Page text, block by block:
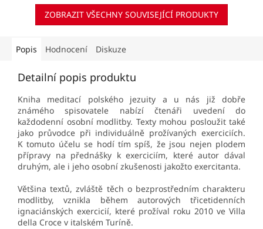
a...
ZOBRAZIT VŠECHNY SOUVISEJÍCÍ PRODUKTY
Popis Hodnocení Diskuze
Detailní popis produktu
Kniha meditací polského jezuity a u nás již dobře
známého spisovatele nabízí čtenáři uvedení do
každodenní osobní modlitby. Texty mohou posloužit také
jako průvodce při individuálně prožívaných exerciciích.
K tomuto účelu se hodí tím spíš, že jsou nejen plodem
přípravy na přednášky k exerciciím, které autor dával
druhým, ale i jeho osobní zkušenosti jakožto exercitanta.
Většina textů, zvláště těch o bezprostředním charakteru
modlitby, vznikla během autorových třicetidenních
ignaciánských exercicií, které prožíval roku 2010 ve Villa
della Croce v italském Turíně.